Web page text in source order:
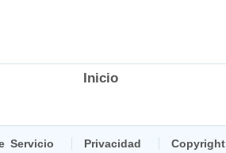
Inicio
Servicio Privacidad Copyright